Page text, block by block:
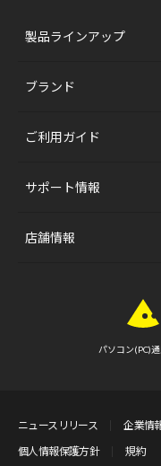
製品ラインアップ
ブランド
ご利用ガイド
サポート情報
店舗情報
パソコン(PC)
ニュースリリース 企業情
個人情報保護方針
規約